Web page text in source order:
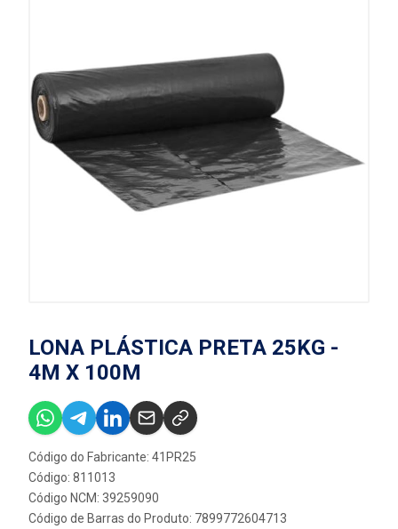
LONA PLÁSTICA PRETA 25KG -
4M X 100M
Código do Fabricante: 41PR25
Código: 811013
Código NCM: 39259090
Código de Barras do Produto: 7899772604713